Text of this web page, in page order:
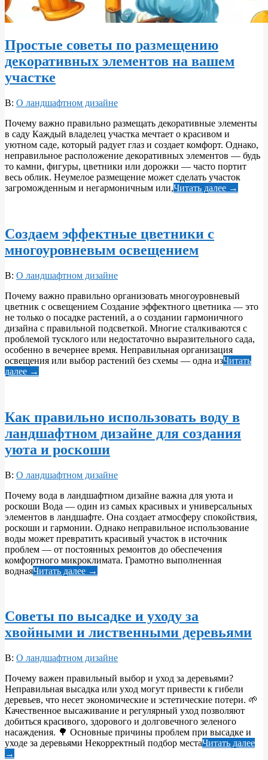
Простые советы по размещению
декоративных элементов на вашем
участке
2026-
02
В: О ландшафтном дизайне
Почему важно правильно размещать декоративные элементы
в саду Каждый владелец участка мечтает о красивом и
уютном саде, который радует глаз и создает комфорт. Однако,
неправильное расположение декоративных элементов — будь
то камни, фигуры, цветники или дорожки — часто портит
весь облик. Неумелое размещение может сделать участок
загроможденным и негармоничным или,Читать далее →
Создаем эффектные цветники с
многоуровневым освещением
2026-
02
В: О ландшафтном дизайне
Почему важно правильно организовать многоуровневый
цветник с освещением Создание эффектного цветника — это
не только о посадке растений, а о создании гармоничного
дизайна с правильной подсветкой. Многие сталкиваются с
проблемой тусклого или недостаточно выразительного сада,
особенно в вечернее время. Неправильная организация
освещения или выбор растений без схемы — одна изЧитать
далее →
Как правильно использовать воду в
ландшафтном дизайне для создания
уюта и роскоши
2026-
01
В: О ландшафтном дизайне
Почему вода в ландшафтном дизайне важна для уюта и
роскоши Вода — один из самых красивых и универсальных
элементов в ландшафте. Она создает атмосферу спокойствия,
роскоши и гармонии. Однако неправильное использование
воды может превратить красивый участок в источник
проблем — от постоянных ремонтов до обеспечения
комфортного микроклимата. Грамотно выполненная
воднаяЧитать далее →
Советы по высадке и уходу за
хвойными и лиственными деревьями
2026-
31
В: О ландшафтном дизайне
Почему важен правильный выбор и уход за деревьями?
Неправильная высадка или уход могут привести к гибели
деревьев, что несет экономические и эстетические потери. 🌱
Качественное высаживание и регулярный уход позволяют
добиться красивого, здорового и долговечного зеленого
насаждения. 🌳 Основные причины проблем при высадке и
уходе за деревьями Некорректный подбор местаЧитать далее
→